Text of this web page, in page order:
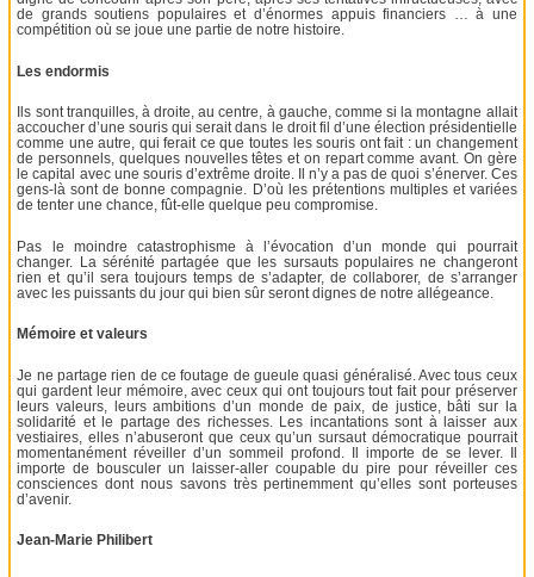
de grands soutiens populaires et d’énormes appuis financiers … à une
compétition où se joue une partie de notre histoire.
Les endormis
Ils sont tranquilles, à droite, au centre, à gauche, comme si la montagne allait
accoucher d’une souris qui serait dans le droit fil d’une élection présidentielle
comme une autre, qui ferait ce que toutes les souris ont fait : un changement
de personnels, quelques nouvelles têtes et on repart comme avant. On gère
le capital avec une souris d’extrême droite. Il n’y a pas de quoi s’énerver. Ces
gens-là sont de bonne compagnie. D’où les prétentions multiples et variées
de tenter une chance, fût-elle quelque peu compromise.
Pas le moindre catastrophisme à l’évocation d’un monde qui pourrait
changer. La sérénité partagée que les sursauts populaires ne changeront
rien et qu’il sera toujours temps de s’adapter, de collaborer, de s’arranger
avec les puissants du jour qui bien sûr seront dignes de notre allégeance.
Mémoire et valeurs
Je ne partage rien de ce foutage de gueule quasi généralisé. Avec tous ceux
qui gardent leur mémoire, avec ceux qui ont toujours tout fait pour préserver
leurs valeurs, leurs ambitions d’un monde de paix, de justice, bâti sur la
solidarité et le partage des richesses. Les incantations sont à laisser aux
vestiaires, elles n’abuseront que ceux qu’un sursaut démocratique pourrait
momentanément réveiller d’un sommeil profond. Il importe de se lever. Il
importe de bousculer un laisser-aller coupable du pire pour réveiller ces
consciences dont nous savons très pertinemment qu’elles sont porteuses
d’avenir.
Jean-Marie Philibert